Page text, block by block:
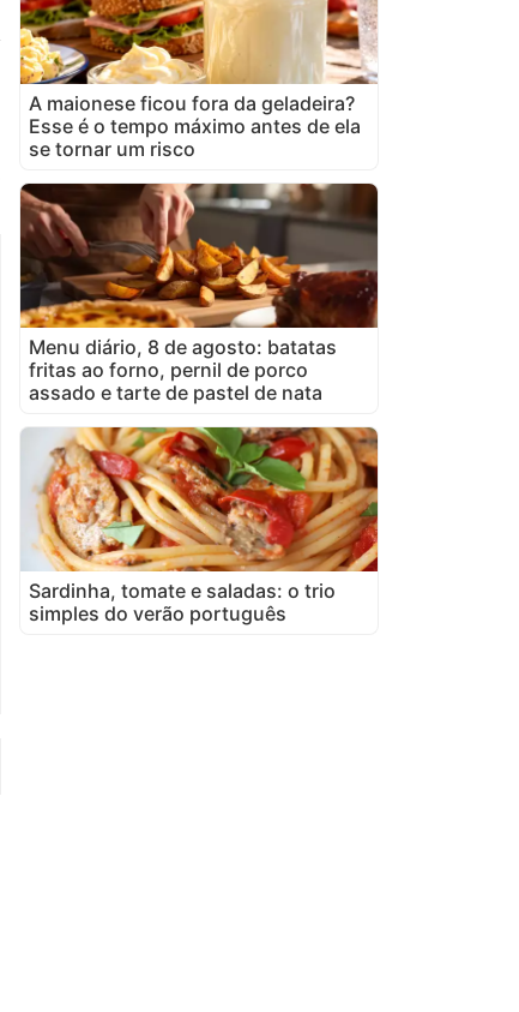
A maionese ficou fora da geladeira?
Esse é o tempo máximo antes de ela
se tornar um risco
Menu diário, 8 de agosto: batatas
fritas ao forno, pernil de porco
assado e tarte de pastel de nata
Sardinha, tomate e saladas: o trio
simples do verão português